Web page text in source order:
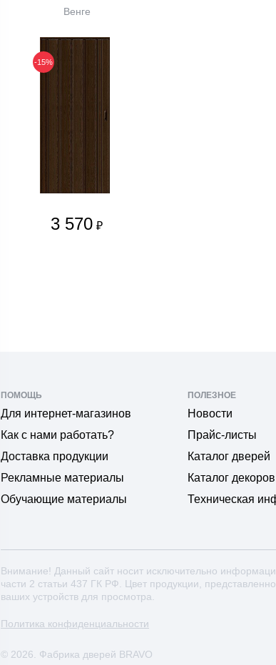
Венге
-15%
3 570 ₽
ПОМОЩЬ
Для интернет-магазинов
Как с нами работать?
Доставка продукции
Рекламные материалы
Обучающие материалы
ПОЛЕЗНОЕ
Новости
Прайс-листы
Каталог дверей
Каталог декоров
Техническая
Внимание! Данный сайт носит исключительно
части 2 статьи 437 ГК РФ. Цвет продукции,
ваших устройств для просмотра.
Политика конфиденциальности
© 2026. Фабрика дверей BRAVO